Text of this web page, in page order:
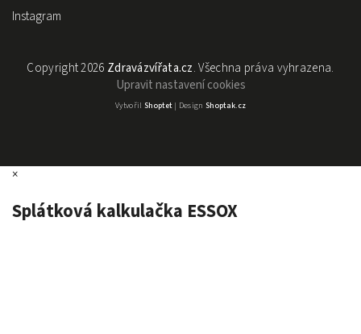
Instagram
Copyright 2026 Zdravázvířata.cz. Všechna práva vyhrazena.
Upravit nastavení cookies
Vytvořil Shoptet| Design Shoptak.cz
×
Splátková kalkulačka ESSOX